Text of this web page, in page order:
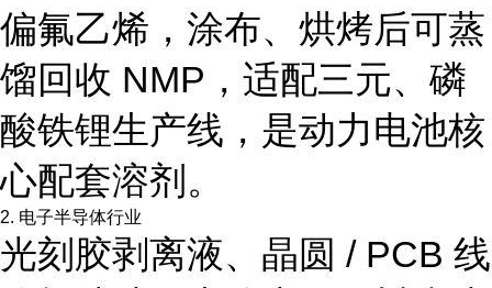
偏氟乙烯，涂布、烘烤后可蒸
馏回收 NMP，适配三元、磷
酸铁锂生产线，是动力电池核
心配套溶剂。
2. 电子半导体行业
光刻胶剥离液、晶圆 / PCB 线